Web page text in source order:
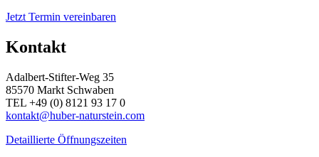
Jetzt Termin vereinbaren
Kontakt
Adalbert-Stifter-Weg 35
85570 Markt Schwaben
TEL +49 (0) 8121 93 17 0
kontakt@huber-naturstein.com
Detaillierte Öffnungszeiten